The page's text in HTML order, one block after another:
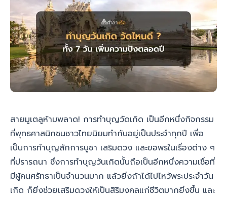
สายมูเตลูห้ามพลาด! การทำบุญวัดเกิด เป็นอีกหนึ่งกิจกรรม
ที่พุทธศาสนิกชนชาวไทยนิยมทำกันอยู่เป็นประจำทุกปี เพื่อ
เป็นการทำบุญสักการบูชา เสริมดวง และขอพรในเรื่องต่าง ๆ
ที่ปรารถนา ซึ่งการทำบุญวันเกิดนั้นถือเป็นอีกหนึ่งความเชื่อที่
มีผู้คนศรัทธาเป็นจำนวนมาก แล้วยิ่งถ้าได้ไปไหว้พระประจำวัน
เกิด ก็ยิ่งช่วยเสริมดวงให้เป็นสิริมงคลแก่ชีวิตมากยิ่งขึ้น และ